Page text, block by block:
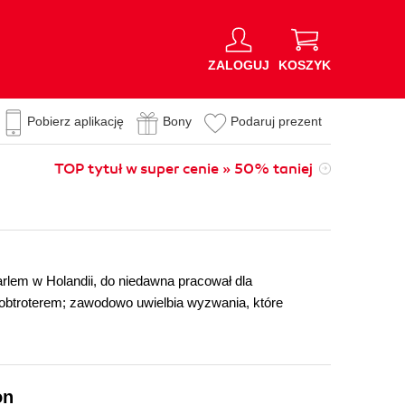
ZALOGUJ KOSZYK
Pobierz aplikację Bony Podaruj prezent
TOP tytuł w super cenie » 50% taniej
w Holandii, do niedawna pracował dla
zawodowo uwielbia wyzwania, które